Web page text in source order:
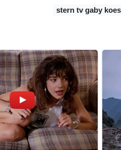
stern tv gaby